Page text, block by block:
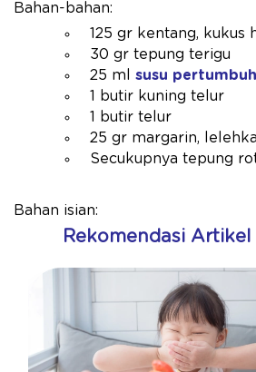
Bahan-bahan:
125 gr kentang, kukus
30 gr tepung terigu
25 ml susu
1 butir kuning telur
1 butir telur
25 gr margarin,
Secukupnya tepung
Bahan isian:
Rekomendasi